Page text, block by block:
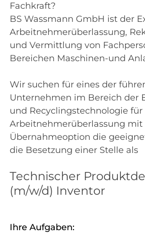
Fachkraft?
BS Wassmann GmbH ist der
Arbeitnehmerüberlassung,
und Vermittlung von
Bereichen Maschinen-und
Wir suchen für eines der
Unternehmen im Bereich der
und Recyclingstechnologie für
Arbeitnehmerüberlassung mit
Übernahmeoption die
die Besetzung einer Stelle als
Technischer
(m/w/d) Inventor
Ihre Aufgaben: